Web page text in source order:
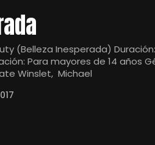
(Belleza Inesperada)
Para mayores de 14 años
Winslet, Michael